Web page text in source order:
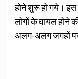
होने शुरू हो गये।
लोगों के घायल होने
अलग-अलग जगहों